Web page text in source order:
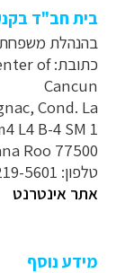
בית חב"ד
בהנהלת
כתובת:of
Cancun
Cond. La
L4 B-4 SM 1
Roo 77500
טלפון: 52-1-998-219-5601
אתר אינטרנט
מידע נוסף